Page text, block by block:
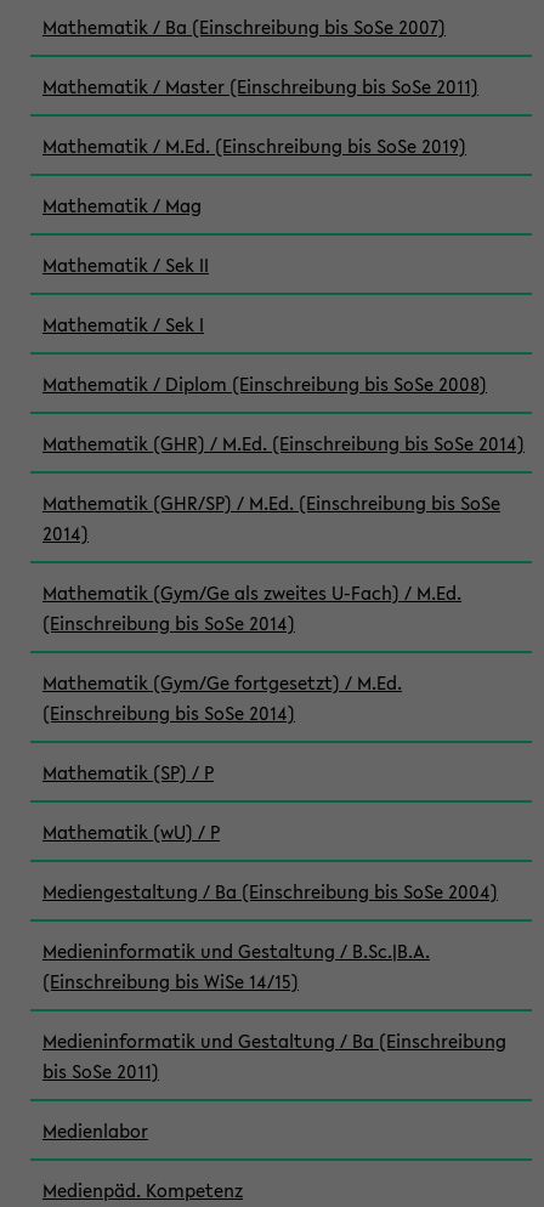
Mathematik / Ba (Einschreibung bis SoSe 2007)
Mathematik / Master (Einschreibung bis SoSe 2011)
Mathematik / M.Ed. (Einschreibung bis SoSe 2019)
Mathematik / Mag
Mathematik / Sek II
Mathematik / Sek I
Mathematik / Diplom (Einschreibung bis SoSe 2008)
Mathematik (GHR) / M.Ed. (Einschreibung bis SoSe 2014)
Mathematik (GHR/SP) / M.Ed. (Einschreibung bis SoSe
2014)
Mathematik (Gym/Ge als zweites U-Fach) / M.Ed.
(Einschreibung bis SoSe 2014)
Mathematik (Gym/Ge fortgesetzt) / M.Ed.
(Einschreibung bis SoSe 2014)
Mathematik (SP) / P
Mathematik (wU) / P
Mediengestaltung / Ba (Einschreibung bis SoSe 2004)
Medieninformatik und Gestaltung / B.Sc.|B.A.
(Einschreibung bis WiSe 14/15)
Medieninformatik und Gestaltung / Ba (Einschreibung
bis SoSe 2011)
Medienlabor
Medienpäd. Kompetenz